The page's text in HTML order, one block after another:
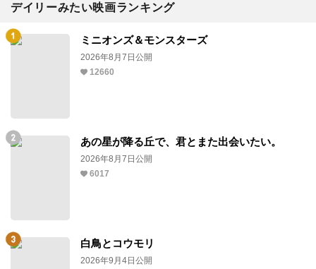
デイリーみたい映画ランキング
ミニオンズ＆モンスターズ
2026年8月7日公開
12660
あの星が降る丘で、君とまた出会いたい。
2026年8月7日公開
6017
白鳥とコウモリ
2026年9月4日公開